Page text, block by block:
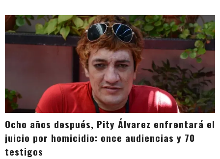
Ocho años después, Pity Álvarez enfrentará el
juicio por homicidio: once audiencias y 70
testigos